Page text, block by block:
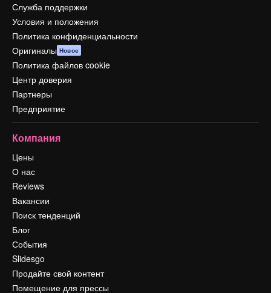
Служба поддержки
Условия и положения
Политика конфиденциальности
Оригиналы Новое
Политика файлов cookie
Центр доверия
Партнеры
Предприятие
Компания
Цены
О нас
Reviews
Вакансии
Поиск тенденций
Блог
События
Slidesgo
Продайте свой контент
Помещение для прессы